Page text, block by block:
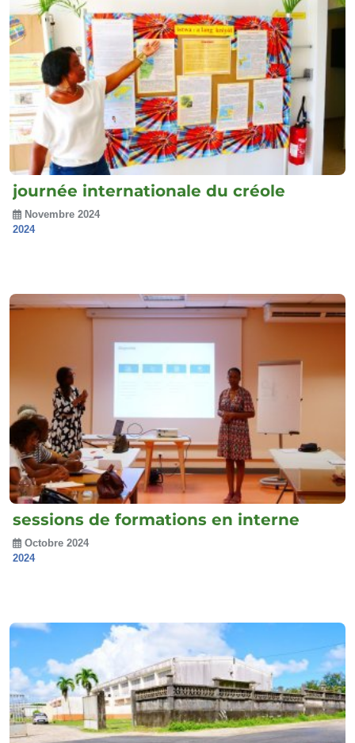
journée internationale du créole
Novembre 2024
2024
sessions de formations en interne
Octobre 2024
2024